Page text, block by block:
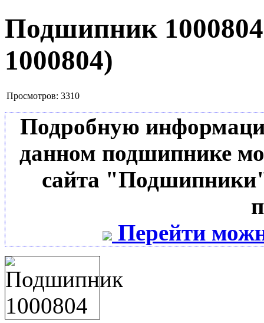
Подшипник
1000804)
Просмотров: 3310
Подробную
данном подшипнике
сайта
Перейти